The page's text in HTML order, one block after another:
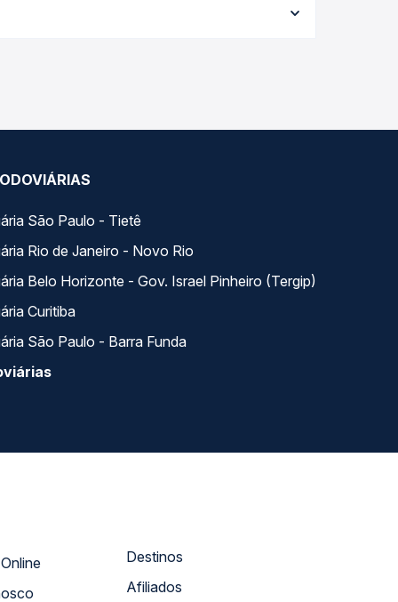
a melhor oferta para o seu roteiro.
São Paulo - Tietê
Rio de Janeiro - Novo Rio
Belo Horizonte - Gov. Israel Pinheiro (Tergip)
Curitiba
São Paulo - Barra Funda
Atendimento Online
Destinos
Afiliados